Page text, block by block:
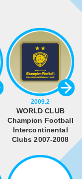
2009.2
WORLD CLUB
Champion Football
Intercontinental
Clubs 2007-2008